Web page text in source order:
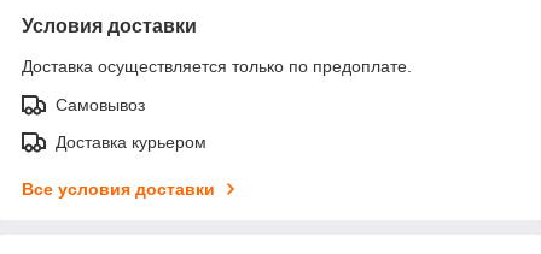
Условия доставки
Доставка осуществляется только по предоплате.
Самовывоз
Доставка курьером
Все условия доставки